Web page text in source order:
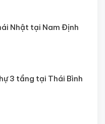
Nhật tại Nam Định
3 tầng tại Thái Bình